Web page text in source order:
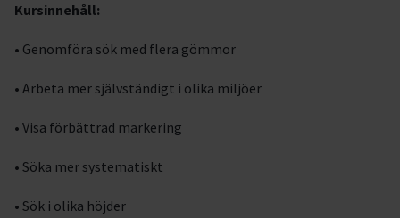
Kursinnehåll:
• Genomföra sök med flera gömmor
• Arbeta mer självständigt i olika miljöer
• Visa förbättrad markering
• Söka mer systematiskt
• Sök i olika höjder